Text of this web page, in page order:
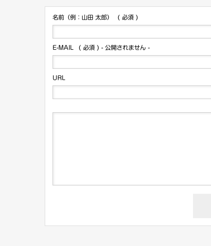
名前（例：山田 太郎） ( 必須 )
E-MAIL ( 必須 ) - 公開されません -
URL